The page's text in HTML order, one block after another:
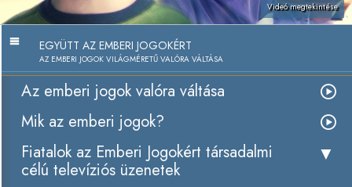
Videó megtekintése
EGYÜTT AZ EMBERI JOGOKÉRT
AZ EMBERI JOGOK VILÁGMÉRETŰ VALÓRA VÁLTÁSA
Az emberi jogok valóra váltása
Mik az emberi jogok?
Fiatalok az Emberi Jogokért társadalmi
célú televíziós üzenetek